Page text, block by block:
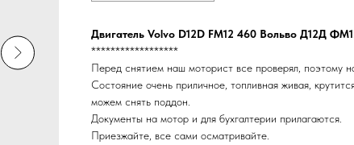
Двигатель Volvo D12D FM12 460 Вольво Д12Д
******************
Перед снятием наш моторист все проверял, поэтому
Состояние очень приличное, топливная живая,
можем снять поддон.
Документы на мотор и для бухгалтерии прилагаются.
Приезжайте, все сами осматривайте.